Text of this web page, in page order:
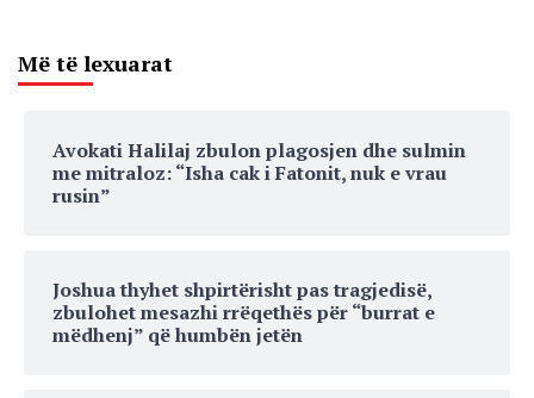
Më të lexuarat
Avokati Halilaj zbulon plagosjen dhe sulmin
me mitraloz: “Isha cak i Fatonit, nuk e vrau
rusin”
Joshua thyhet shpirtërisht pas tragjedisë,
zbulohet mesazhi rrëqethës për “burrat e
mëdhenj” që humbën jetën